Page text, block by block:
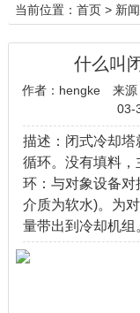
当前位置： 首页> 新
什么叫
作者：hengke 来源
03-
描述：闭式冷却
循环。没有填料
环：与对象设备
介质为软水)。为
量带出到冷却机组